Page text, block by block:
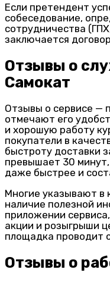
Если претендент
собеседование,
сотрудничества
заключается
Отзывы о
Самокат
Отзывы о сервисе —
отмечают его
и хорошую работу
покупатели в
быстроту доставки
превышает 30
даже быстрее и
Многие указывают в
наличие полезной
приложении
акции и розыгрыши
площадка проводит
Отзывы о